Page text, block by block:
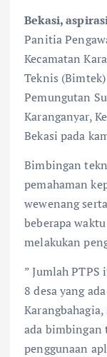
Bekasi,
Panitia
Kecamatan
Teknis
Pemungutan
Karanganyar,
Bekasi pada
Bimbingan
pemahaman
wewenang
beberapa
melakukan
” Jumlah
8 desa yang
ada bimbingan
penggunaan